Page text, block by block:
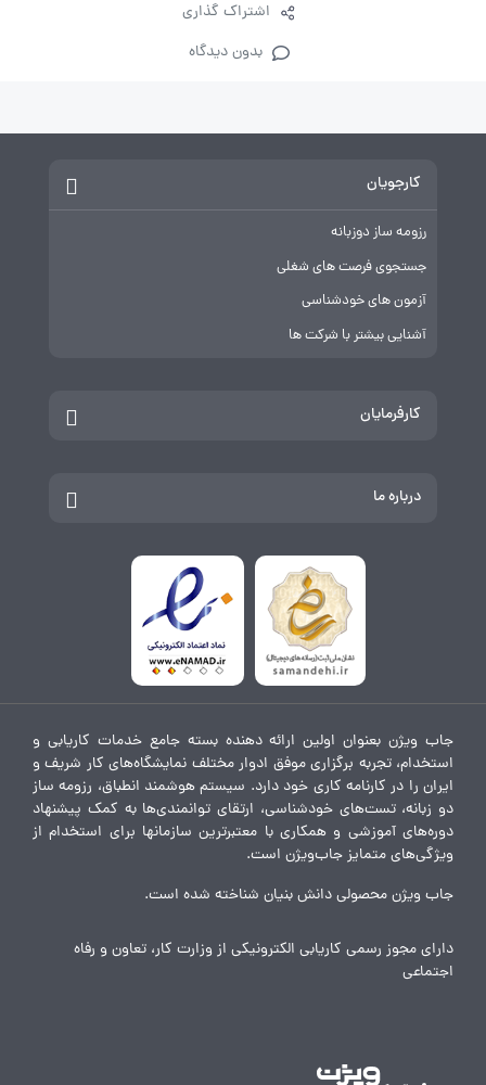
اشتراک گذاری
بدون دیدگاه
کارجویان
رزومه ساز دوزبانه
جستجوی فرصت های شغلی
آزمون های خودشناسی
آشنایی بیشتر با شرکت ها
کارفرمایان
درباره ما
جاب ویژن بعنوان اولین ارائه دهنده بسته جامع خدمات کاریابی و
استخدام، تجربه برگزاری موفق ادوار مختلف نمایشگاه‌های کار شریف و
ایران را در کارنامه کاری خود دارد. سیستم هوشمند انطباق، رزومه ساز
دو زبانه، تست‌های خودشناسی، ارتقای توانمندی‌ها به کمک پیشنهاد
دوره‌های آموزشی و همکاری با معتبرترین سازمانها برای استخدام از
ویژگی‌های متمایز جاب‌ویژن است.
جاب ویژن محصولی دانش بنیان شناخته شده است.
دارای مجوز رسمی کاریابی الکترونیکی از وزارت کار، تعاون و رفاه
اجتماعی